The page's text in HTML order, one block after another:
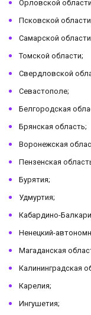
Орловской
Псковской
Самарской
Томской области;
Свердловской
Севастополе;
Белгородская
Брянская область;
Воронежская
Пензенская
Бурятия;
Удмуртия;
Кабардино-
Ненецкий-
Магаданская
Калининградская
Карелия;
Ингушетия;